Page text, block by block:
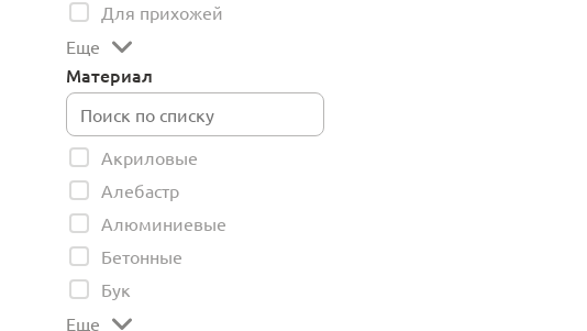
Для прихожей
Еще
Материал
Акриловые
Алебастр
Алюминиевые
Бетонные
Бук
Еще